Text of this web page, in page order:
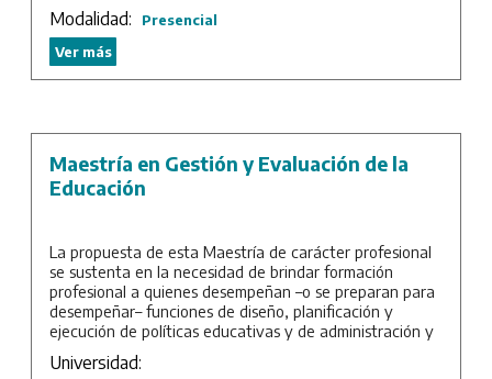
Es a partir de estas premisas que se encara este
proyecto educativo basado en una experimentación en
prospectiva que permita, a su vez, una reflexión crítica
sobre las nuevas emergencias. El futuro es algo a
Duración: 3 cuatrimestres.
Modalidad:
Presencial
Ver más
Maestría en Gestión y Evaluación de la
Educación
La propuesta de esta Maestría de carácter profesional
se sustenta en la necesidad de brindar formación
profesional a quienes desempeñan –o se preparan para
desempeñar– funciones de diseño, planificación y
ejecución de políticas educativas y de administración y
gestión de la educación y de sus instituciones. Se
pretende formar profesionales preparados para asumir
Universidad: